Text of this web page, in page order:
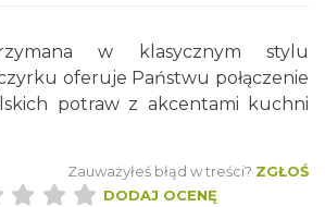
w klasycznym stylu
oferuje Państwu połączenie
potraw z akcentami kuchni
Zauważyłeś błąd w treści? ZGŁOŚ
DODAJ OCENĘ